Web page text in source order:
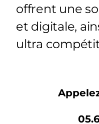
offrent une
et digitale,
ultra